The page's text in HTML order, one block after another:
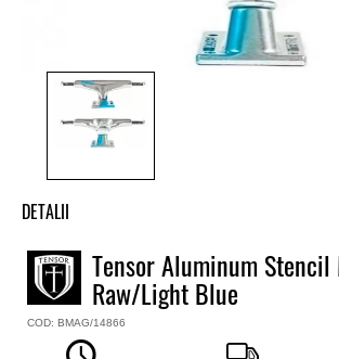
DETALII
Axe skate Tensor
Model
Aluminum Stencil Mirror
Material
Aluminiu
Tensor Aluminum
Raw/Light Blue
COD: BMAG/14866